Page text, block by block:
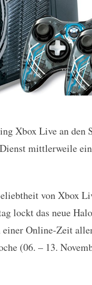
jähriges
Xbox Live an
mittlerweile
von Xbox
lockt das neue
einer Online-Zeit
(06. – 13.